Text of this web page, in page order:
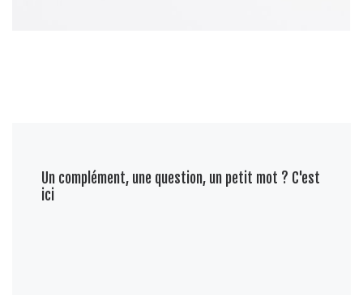
Un complément, une question, un petit mot ? C'est
ici